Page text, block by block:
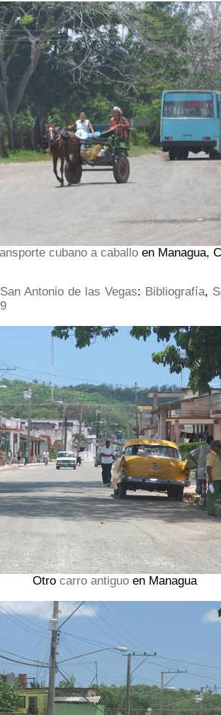
cubano a caballo en Managua,
Antonio de las Vegas: Bibliografía,
Otro carro antiguo en Managua